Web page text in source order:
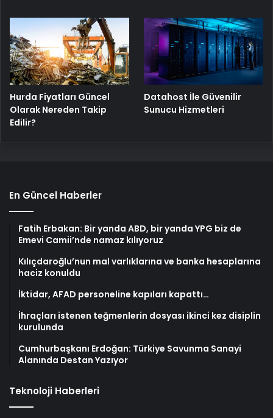
Hurda Fiyatları Güncel
Olarak Nereden Takip
Edilir?
Datahost İle Güvenilir
Sunucu Hizmetleri
En Güncel Haberler
Fatih Erbakan: Bir yanda ABD, bir yanda YPG biz de
Emevi Camii’nde namaz kılıyoruz
Kılıçdaroğlu’nun mal varlıklarına ve banka hesaplarına
haciz konuldu
İktidar, AFAD personeline kapıları kapattı…
İhraçları istenen teğmenlerin dosyası ikinci kez disiplin
kurulunda
Cumhurbaşkanı Erdoğan: Türkiye Savunma Sanayi
Alanında Destan Yazıyor
Teknoloji Haberleri